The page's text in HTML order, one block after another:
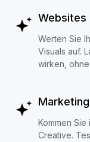
Websites
Werten Sie
Visuals auf.
wirken,
Kommen
Creative.